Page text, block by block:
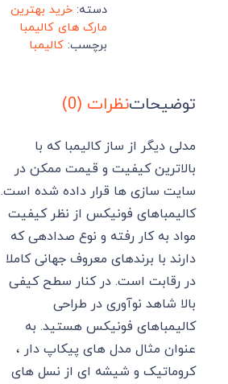
دسته:خرید بهترین
مارک های کالیمبا
برچسب:کالیمبا
توضیحاتنظرات (0)
مدلی دیگر از ساز کالیمبا که با
بالاترین کیفیت و قیمت ممکن در
سایت سازی ها قرار داده شده است.
کالیمباهای فونیکس از نظر کیفیت
مواد به کار رفته و نوع صدادهی که
دارند با برندهای معروف جهانی کاملا
در رقابت است. در کنار سطح کیفی
بالا شاهد نوآوری در طراحی
کالیمباهای فونیکس هستید. به
عنوان مثال مدل های پیکاپ دار ،
کروماتیک و شیشه ای از نسل های